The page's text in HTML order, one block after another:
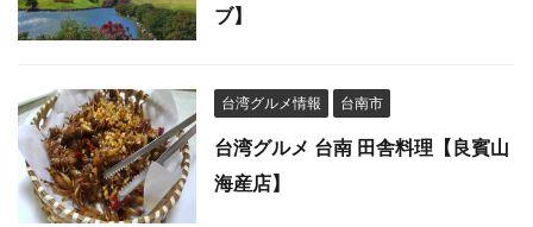
ブ】
台湾グルメ情報 台南市
台湾グルメ 台南 田舎料理【良賓山
海産店】